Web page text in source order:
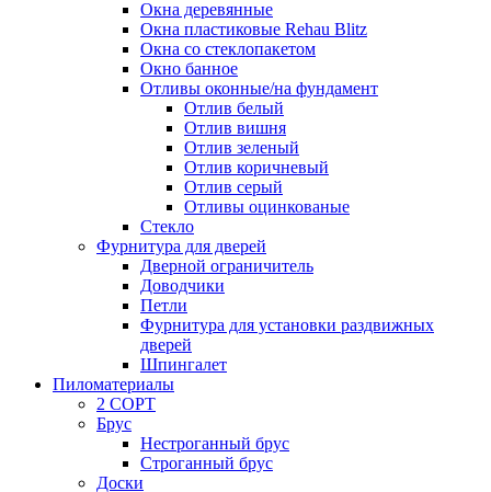
Окна деревянные
Окна пластиковые Rehau Blitz
Окна со стеклопакетом
Окно банное
Отливы оконные/на фундамент
Отлив белый
Отлив вишня
Отлив зеленый
Отлив коричневый
Отлив серый
Отливы оцинкованые
Стекло
Фурнитура для дверей
Дверной ограничитель
Доводчики
Петли
Фурнитура для установки раздвижных
дверей
Шпингалет
Пиломатериалы
2 СОРТ
Брус
Нестроганный брус
Строганный брус
Доски